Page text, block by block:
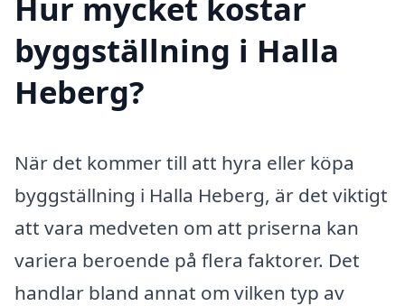
Hur mycket kostar
byggställning i Halla
Heberg?
När det kommer till att hyra eller köpa
byggställning i Halla Heberg, är det viktigt
att vara medveten om att priserna kan
variera beroende på flera faktorer. Det
handlar bland annat om vilken typ av